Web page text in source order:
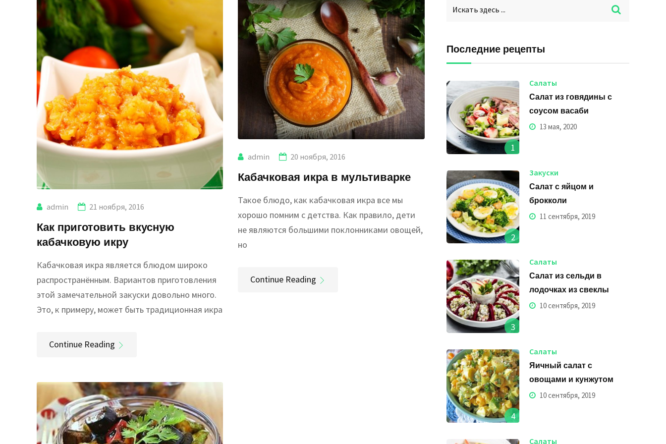
admin 21 ноября, 2016
Как приготовить вкусную
кабачковую икру
Кабачковая икра является блюдом широко
распространённым. Вариантов приготовления
этой замечательной закуски довольно много.
Это, к примеру, может быть традиционная икра
Continue Reading
admin 20 ноября, 2016
Кабачковая икра в мультиварке
Такое блюдо, как кабачковая икра все мы
хорошо помним с детства. Как правило, дети
не являются большими поклонниками овощей,
но
Continue Reading
Последние рецепты
1
Салаты
Салат из говядины с
соусом васаби
13 мая, 2020
2
Закуски
Салат с яйцом и
брокколи
11 сентября, 2019
3
Салаты
Салат из сельди в
лодочках из свеклы
10 сентября, 2019
4
Салаты
Яичный салат с
овощами и кунжутом
10 сентября, 2019
Салаты